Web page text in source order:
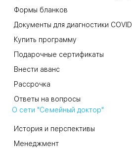
Формы бланков
Документы для диагностики COVID
Купить программу
Подарочные сертификаты
Внести аванс
Рассрочка
Ответы на вопросы
О сети "Семейный доктор"
История и перспективы
Менеджмент